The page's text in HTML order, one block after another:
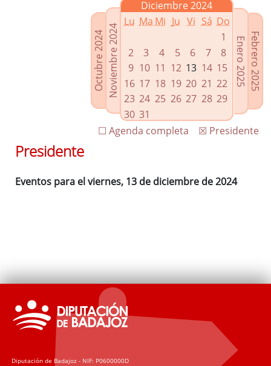
Enlaces relacionados
Agenda de Presidencia
Plenos provinciales y Juntas de gobierno
Oficina de Proyectos Europeos
Octubre 2024Noviembre 2024
Diciembre 2024
Lu Ma Mi Ju Vi Sá Do
1
2
3 4 5 6 7
8
9 10 11 12 13 14 15
16 17 18 19 20 21 22
23 24 25 26 27 28 29
30 31
Febrero 2025
Enero 2025
☒ Presidente
☐ Agenda completa
Presidente
Eventos para el viernes, 13 de diciembre de 2024
Diputación de Badajoz - NIF: P0600000D